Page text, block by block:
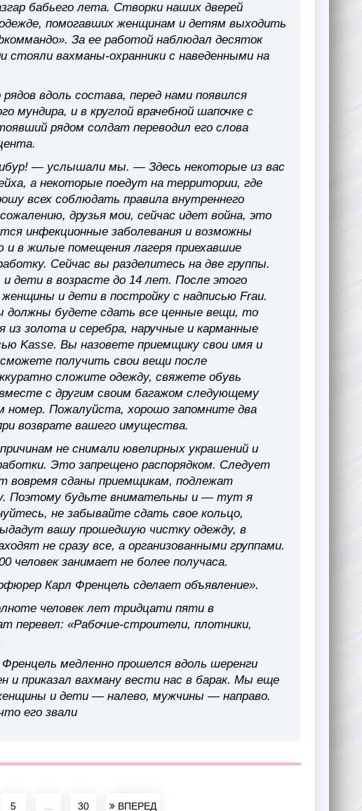
бабьего лета. Створки наших дверей
помогавших женщинам и детям выходить
За ее работой наблюдал десяток
стояли вахманы-охранники с наведенными на
вдоль состава, перед нами появился
мундира, и в круглой врачебной шапочке с
рядом солдат переводил его слова
— услышали мы. — Здесь некоторые из вас
а некоторые поедут на территории, где
всех соблюдать правила внутреннего
друзья мои, сейчас идет война, это
инфекционные заболевания и возможны
в жилые помещения лагеря приехавшие
Сейчас вы разделитесь на две группы.
в возрасте до 14 лет. После этого
и дети в постройку с надписью Frau.
должны будете сдать все ценные вещи, то
золота и серебра, наручные и карманные
Kasse. Вы назовете приемщику свои имя и
получить свои вещи после
сложите одежду, свяжете обувь
с другим своим багажом следующему
Пожалуйста, хорошо запомните два
возврате вашего имущества.
не снимали ювелирных украшений и
Это запрещено распорядком. Следует
вовремя сданы приемщикам, подлежат
Поэтому будьте внимательны и — тут я
не забывайте сдать свое кольцо,
вашу прошедшую чистку одежду, в
не сразу все, а организованными группами.
человек занимает не более получаса.
Карл Френцель сделает объявление».
человек лет тридцати пяти в
перевел: «Рабочие-строители, плотники,
медленно прошелся вдоль шеренги
и приказал вахману вести нас в барак. Мы еще
и дети — налево, мужчины — направо.
его звали
5 30 ВПЕРЕД